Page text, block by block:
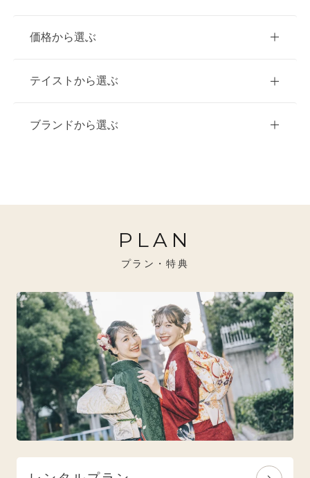
赤
価格から選ぶ
ご購入
10万円台以下
20万円～26万円未満
26万円～31万円未満
テイストから選ぶ
クラシック
クール
ナチュラル
ブランドから選ぶ
イエベ秋におすすめ
ブルべ夏におすすめ
ブルべ冬におすすめ
特選技法
オリジナルブランド
人気モデルブランド
PLAN
プラン・特典